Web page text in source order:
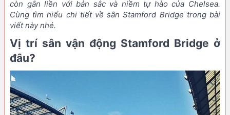
còn gắn liền với bản sắc và niềm tự hào của Chelsea.
Cùng tìm hiểu chi tiết về sân Stamford Bridge trong bài
viết này nhé.
Vị trí sân vận động Stamford Bridge ở
đâu?